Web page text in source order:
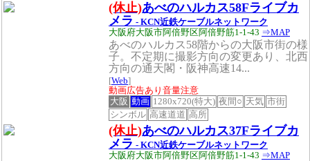
(休止)あべのハルカス58Fライブカ
メラ - KCN近鉄ケーブルネットワーク
大阪府大阪市阿倍野区阿倍野筋1-1-43 ⇒MAP
あべのハルカス58階からの大阪市街の様
子。不定期に撮影方向の変更あり、北西
方向の通天閣・阪神高速14...
[Web]
動画広告あり音量注意
大阪 動画 1280x720(特大) 夜間○ 天気 市街
シンボル 高速道道 高所
(休止)あべのハルカス37Fライブカ
メラ - KCN近鉄ケーブルネットワーク
大阪府大阪市阿倍野区阿倍野筋1-1-43 ⇒MAP